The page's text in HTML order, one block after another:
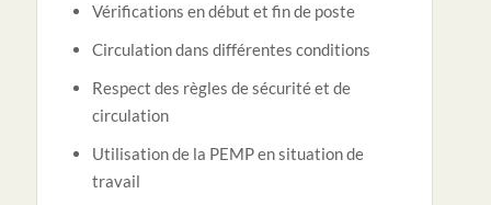
Vérifications en début et fin de poste
Circulation dans différentes conditions
Respect des règles de sécurité et de
circulation
Utilisation de la PEMP en situation de
travail